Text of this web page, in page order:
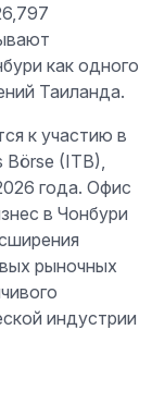
как одного
Таиланда.
к участию в
Börse (ITB),
года. Офис
в Чонбури
рыночных
индустрии